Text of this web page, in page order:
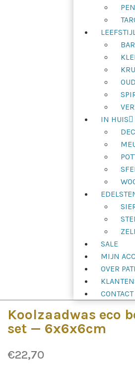
IN HUIS
SALE
MIJN
OVER
CONTACT
Koolzaadwas eco
set — 6x6x6cm
€22,70